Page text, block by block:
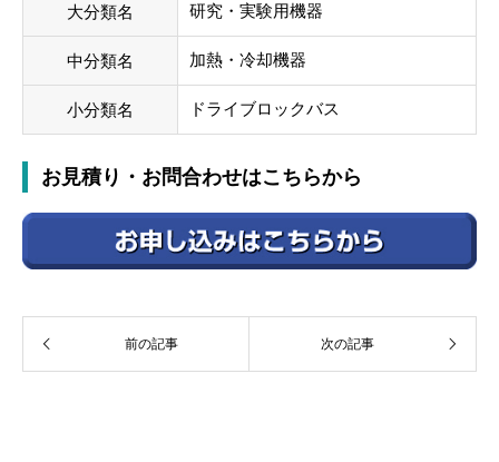
大分類名 研究・実験用機器
中分類名 加熱・冷却機器
小分類名 ドライブロックバス
お見積り・お問合わせはこちらから
前の記事 次の記事